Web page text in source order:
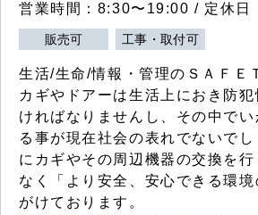
営業時間：8:30〜19:00 / 定休日
販売可 工事・取付可
生活/生命/情報・管理のＳＡＦＥ
カギやドアーは生活上におき防
ければなりませんし、その中で
る事が現在社会の表れでないで
にカギやその周辺機器の交換を
なく「より安全、安心できる環
がけております。